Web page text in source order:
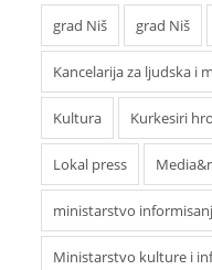
grad Niš grad Niš
Kancelarija za ljudska i
Kultura Kurkesiri
Lokal press
ministarstvo
Ministarstvo kulture i